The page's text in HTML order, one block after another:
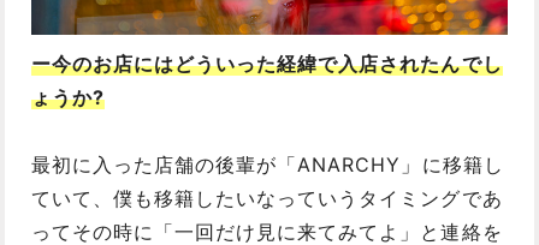
ー今のお店にはどういった経緯で入店されたんでし
ょうか?
最初に入った店舗の後輩が「ANARCHY」に移籍し
ていて、僕も移籍したいなっていうタイミングであ
ってその時に「一回だけ見に来てみてよ」と連絡を